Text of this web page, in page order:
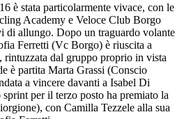
è stata particolarmente vivace, con le
Academy e Veloce Club Borgo
di allungo. Dopo un traguardo volante
Ferretti (Vc Borgo) è riuscita a
rintuzzata dal gruppo proprio in vista
è partita Marta Grassi (Conscio
a vincere davanti a Isabel Di
per il terzo posto ha premiato la
con Camilla Tezzele alla sua